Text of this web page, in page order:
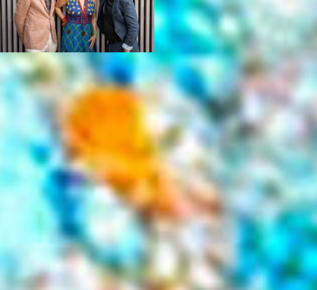
Videos
Jazz Köln- jooKRAUS-folaDADA –
martinMEIXNER Christmas Serenade